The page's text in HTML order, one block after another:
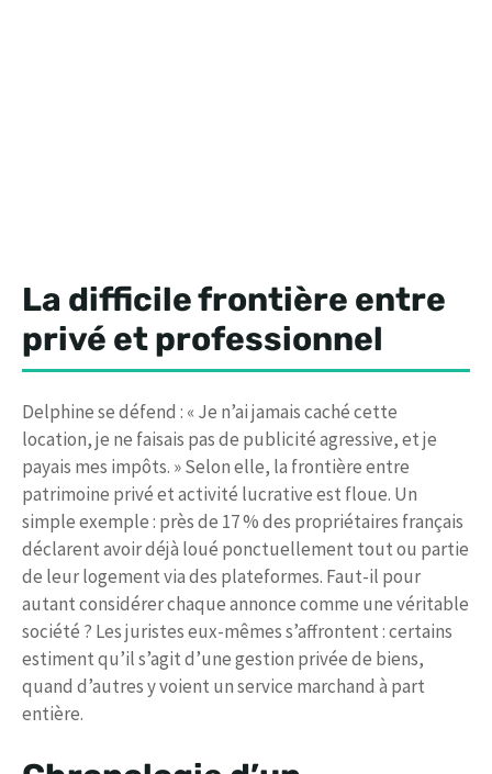
La difficile frontière entre
privé et professionnel
Delphine se défend : « Je n’ai jamais caché cette
location, je ne faisais pas de publicité agressive, et je
payais mes impôts. » Selon elle, la frontière entre
patrimoine privé et activité lucrative est floue. Un
simple exemple : près de 17 % des propriétaires français
déclarent avoir déjà loué ponctuellement tout ou partie
de leur logement via des plateformes. Faut-il pour
autant considérer chaque annonce comme une véritable
société ? Les juristes eux-mêmes s’affrontent : certains
estiment qu’il s’agit d’une gestion privée de biens,
quand d’autres y voient un service marchand à part
entière.